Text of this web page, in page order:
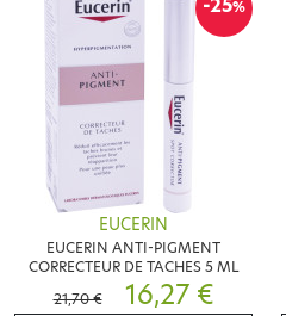
-25%
EUCERIN
EUCERIN ANTI-PIGMENT
CORRECTEUR DE TACHES 5 ML
21,70 €
16,27 €